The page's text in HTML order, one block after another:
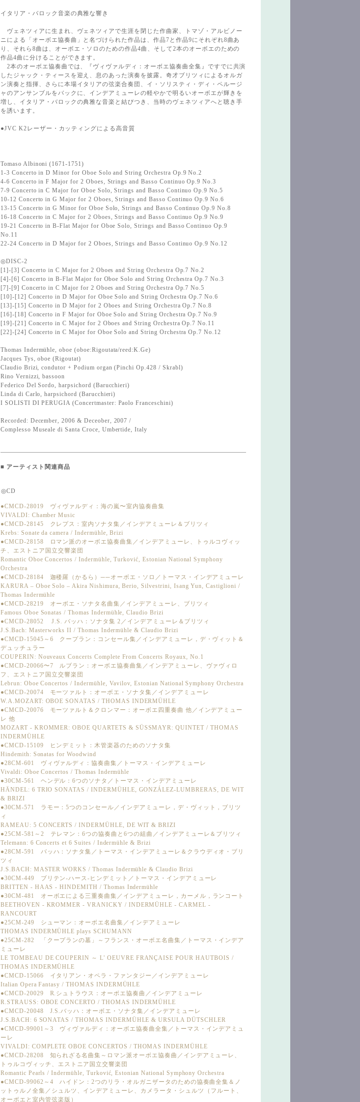
イタリア・バロック音楽の典雅な響き
ヴェネツィアに生まれ、ヴェネツィアで生涯を閉じた作曲家、トマゾ・アルビノー
ニによる「オーボエ協奏曲」と名づけられた作品は、作品7と作品9にそれぞれ8曲あ
り、それら8曲は、オーボエ・ソロのための作品4曲、そして2本のオーボエのための
作品4曲に分けることができます。
2本のオーボエ協奏曲では、『ヴィヴァルディ：オーボエ協奏曲全集』ですでに共演
したジャック・ティースを迎え、息のあった演奏を披露。奇才ブリツィによるオルガ
ン演奏と指揮、さらに本場イタリアの弦楽合奏団、イ・ソリスティ・ディ・ペルージ
ャのアンサンブルをバックに、インデアミューレの軽やかで明るいオーボエが輝きを
増し、イタリア・バロックの典雅な音楽と結びつき、当時のヴェネツィアへと聴き手
を誘います。
●JVC K2レーザー・カッティングによる高音質
Tomaso Albinoni (1671-1751)
1-3 Concerto in D Minor for Oboe Solo and String Orchestra Op.9 No.2
4-6 Concerto in F Major for 2 Oboes, Strings and Basso Continuo Op.9 No.3
7-9 Concerto in C Major for Oboe Solo, Strings and Basso Continuo Op.9 No.5
10-12 Concerto in G Major for 2 Oboes, Strings and Basso Continuo Op.9 No.6
13-15 Concerto in G Minor for Oboe Solo, Strings and Basso Continuo Op.9 No.8
16-18 Concerto in C Major for 2 Oboes, Strings and Basso Continuo Op.9 No.9
19-21 Concerto in B-Flat Major for Oboe Solo, Strings and Basso Continuo Op.9
No.11
22-24 Concerto in D Major for 2 Oboes, Strings and Basso Continuo Op.9 No.12
◎DISC-2
[1]-[3] Concerto in C Major for 2 Oboes and String Orchestra Op.7 No.2
[4]-[6] Concerto in B-Flat Major for Oboe Solo and String Orchestra Op.7 No.3
[7]-[9] Concerto in C Major for 2 Oboes and String Orchestra Op.7 No.5
[10]-[12] Concerto in D Major for Oboe Solo and String Orchestra Op.7 No.6
[13]-[15] Concerto in D Major for 2 Oboes and String Orchestra Op.7 No.8
[16]-[18] Concerto in F Major for Oboe Solo and String Orchestra Op.7 No.9
[19]-[21] Concerto in C Major for 2 Oboes and String Orchestra Op.7 No.11
[22]-[24] Concerto in C Major for Oboe Solo and String Orchestra Op.7 No.12
Thomas Indermühle, oboe (oboe:Rigoutata/reed:K.Ge)
Jacques Tys, oboe (Rigoutat)
Claudio Brizi, condutor + Podium organ (Pinchi Op.428 / Skrabl)
Rino Vernizzi, bassoon
Federico Del Sordo, harpsichord (Barucchieri)
Linda di Carlo, harpsichord (Barucchieri)
I SOLISTI DI PERUGIA (Concertmaster: Paolo Franceschini)
Recorded: December, 2006 & Deceober, 2007 /
Complesso Museale di Santa Croce, Umbertide, Italy
■ アーティスト関連商品
◎CD
●CMCD-28019 ヴィヴァルディ：海の嵐〜室内協奏曲集
VIVALDI: Chamber Music
●CMCD-28145 クレプス：室内ソナタ集／インデアミューレ＆ブリツィ
Krebs: Sonate da camera / Indermühle, Brizi
●CMCD-28158 ロマン派のオーボエ協奏曲集／インデアミューレ、トゥルコヴィッ
チ、エストニア国立交響楽団
Romantic Oboe Concertos / Indermühle, Turković, Estonian National Symphony
Orchestra
●CMCD-28184 迦楼羅（かるら）──オーボエ・ソロ／トーマス・インデアミューレ
KARURA – Oboe Solo – Akira Nishimura, Berio, Silvestrini, Isang Yun, Castiglioni /
Thomas Indermühle
●CMCD-28219 オーボエ・ソナタ名曲集／インデアミューレ、ブリツィ
Famous Oboe Sonatas / Thomas Indermühle, Claudio Brizi
●CMCD-28052 J.S. バッハ：ソナタ集 2／インデアミューレ＆ブリツィ
J.S.Bach: Masterworks II / Thomas Indermühle & Claudio Brizi
●CMCD-15045～6 クープラン：コンセール集／インデアミューレ，デ・ヴィット＆
デュッチュラー
COUPERIN: Nouveaux Concerts Complete From Concerts Royaux, No.1
●CMCD-20066〜7 ルブラン：オーボエ協奏曲集／インデアミューレ、ヴァヴィロ
フ、エストニア国立交響楽団
Lebrun: Oboe Concertos / Indermühle, Vavilov, Estonian National Symphony Orchestra
●CMCD-20074 モーツァルト：オーボエ・ソナタ集／インデアミューレ
W.A.MOZART: OBOE SONATAS / THOMAS INDERMÜHLE
●CMCD-20076 モーツァルト＆クロンマー：オーボエ四重奏曲 他／インデアミュー
レ 他
MOZART - KROMMER: OBOE QUARTETS & SÜSSMAYR: QUINTET / THOMAS
INDERMÜHLE
●CMCD-15109 ヒンデミット：木管楽器のためのソナタ集
Hindemith: Sonatas for Woodwind
●28CM-601 ヴィヴァルディ：協奏曲集／トーマス・インデアミューレ
Vivaldi: Oboe Concertos / Thomas Indermühle
●30CM-561 ヘンデル：6つのソナタ／トーマス・インデアミューレ
HÄNDEL: 6 TRIO SONATAS / INDERMÜHLE, GONZÁLEZ-LUMBRERAS, DE WIT
& BRIZI
●30CM-571 ラモー：5つのコンセール／インデアミューレ，デ・ヴィット，ブリツ
ィ
RAMEAU: 5 CONCERTS / INDERMÜHLE, DE WIT & BRIZI
●25CM-581～2 テレマン：6つの協奏曲と6つの組曲／インデアミューレ＆ブリツィ
Telemann: 6 Concerts et 6 Suites / Indermühle & Brizi
●28CM-591 バッハ：ソナタ集／トーマス・インデアミューレ＆クラウディオ・ブリ
ツィ
J.S.BACH: MASTER WORKS / Thomas Indermühle & Claudio Brizi
●30CM-449 ブリテン‐ハース‐ヒンデミット／トーマス・インデアミューレ
BRITTEN - HAAS - HINDEMITH / Thomas Indermühle
●30CM-481 オーボエによる三重奏曲集／インデアミューレ，カーメル，ランコート
BEETHOVEN - KROMMER - VRANICKY / INDERMÜHLE - CARMEL -
RANCOURT
●25CM-249 シューマン：オーボエ名曲集／インデアミューレ
THOMAS INDERMÜHLE plays SCHUMANN
●25CM-282 「クープランの墓」～フランス・オーボエ名曲集／トーマス・インデア
ミューレ
LE TOMBEAU DE COUPERIN ～ L' OEUVRE FRANÇAISE POUR HAUTBOIS /
THOMAS INDERMÜHLE
●CMCD-15066 イタリアン・オペラ・ファンタジー／インデアミューレ
Italian Opera Fantasy / THOMAS INDERMÜHLE
●CMCD-20029 R.シュトラウス：オーボエ協奏曲／インデアミューレ
R.STRAUSS: OBOE CONCERTO / THOMAS INDERMÜHLE
●CMCD-20048 J.S.バッハ：オーボエ・ソナタ集／インデアミューレ
J.S.BACH: 6 SONATAS / THOMAS INDERMÜHLE & URSULA DÜTSCHLER
●CMCD-99001～3 ヴィヴァルディ：オーボエ協奏曲全集／トーマス・インデアミュ
ーレ
VIVALDI: COMPLETE OBOE CONCERTOS / THOMAS INDERMÜHLE
●CMCD-28208 知られざる名曲集～ロマン派オーボエ協奏曲／インデアミューレ、
トゥルコヴィッチ、エストニア国立交響楽団
Romantic Pearls / Indermühle, Turković, Estonian National Symphony Orchestra
●CMCD-99062～4 ハイドン：2つのリラ・オルガニザータのための協奏曲全集＆ノ
ットゥルノ全集／シュルツ、インデアミューレ、カメラータ・シュルツ（フルート、
オーボエと室内管弦楽版）